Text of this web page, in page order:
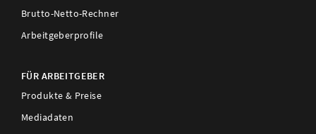
Brutto-Netto-Rechner
Arbeitgeberprofile
FÜR ARBEITGEBER
Produkte & Preise
Mediadaten